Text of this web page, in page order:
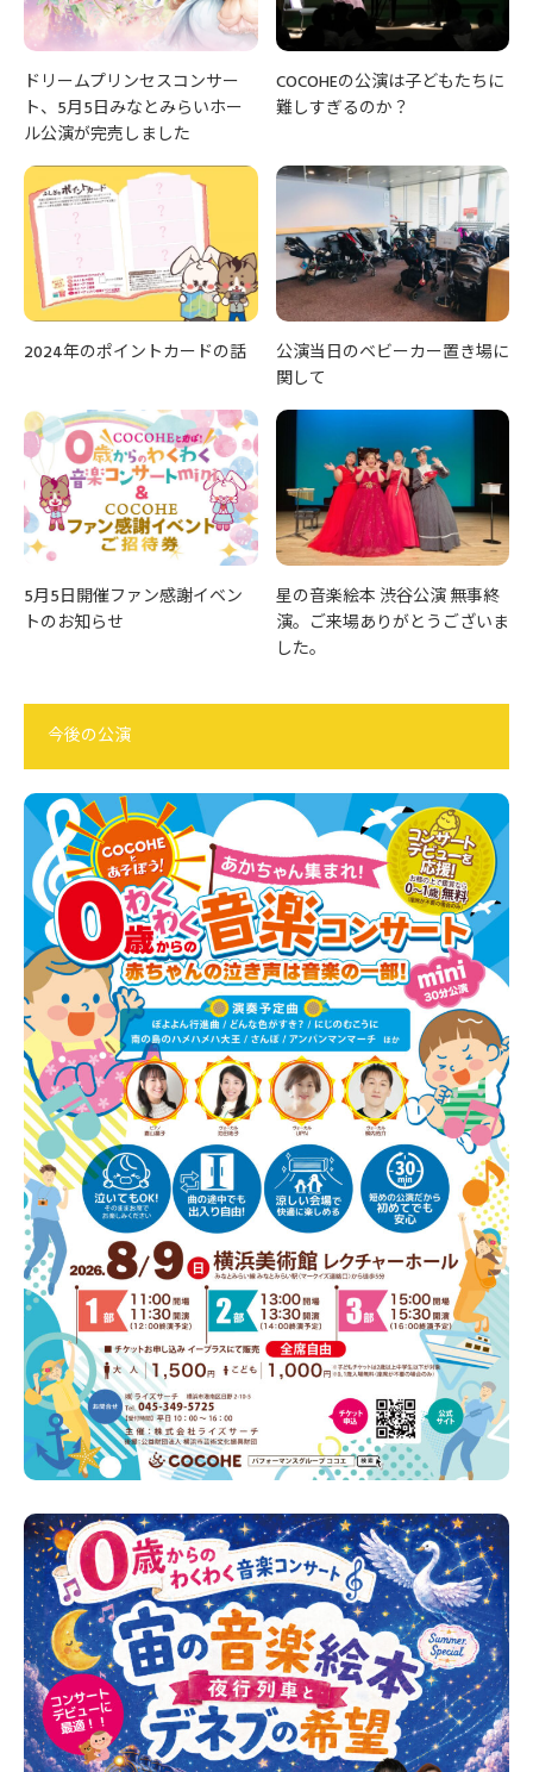
ドリームプリンセスコンサー
ト、5月5日みなとみらいホー
ル公演が完売しました
COCOHEの公演は子どもたちに
難しすぎるのか？
2024年のポイントカードの話
公演当日のベビーカー置き場に
関して
5月5日開催ファン感謝イベン
トのお知らせ
星の音楽絵本 渋谷公演 無事終
演。ご来場ありがとうございま
した。
今後の公演